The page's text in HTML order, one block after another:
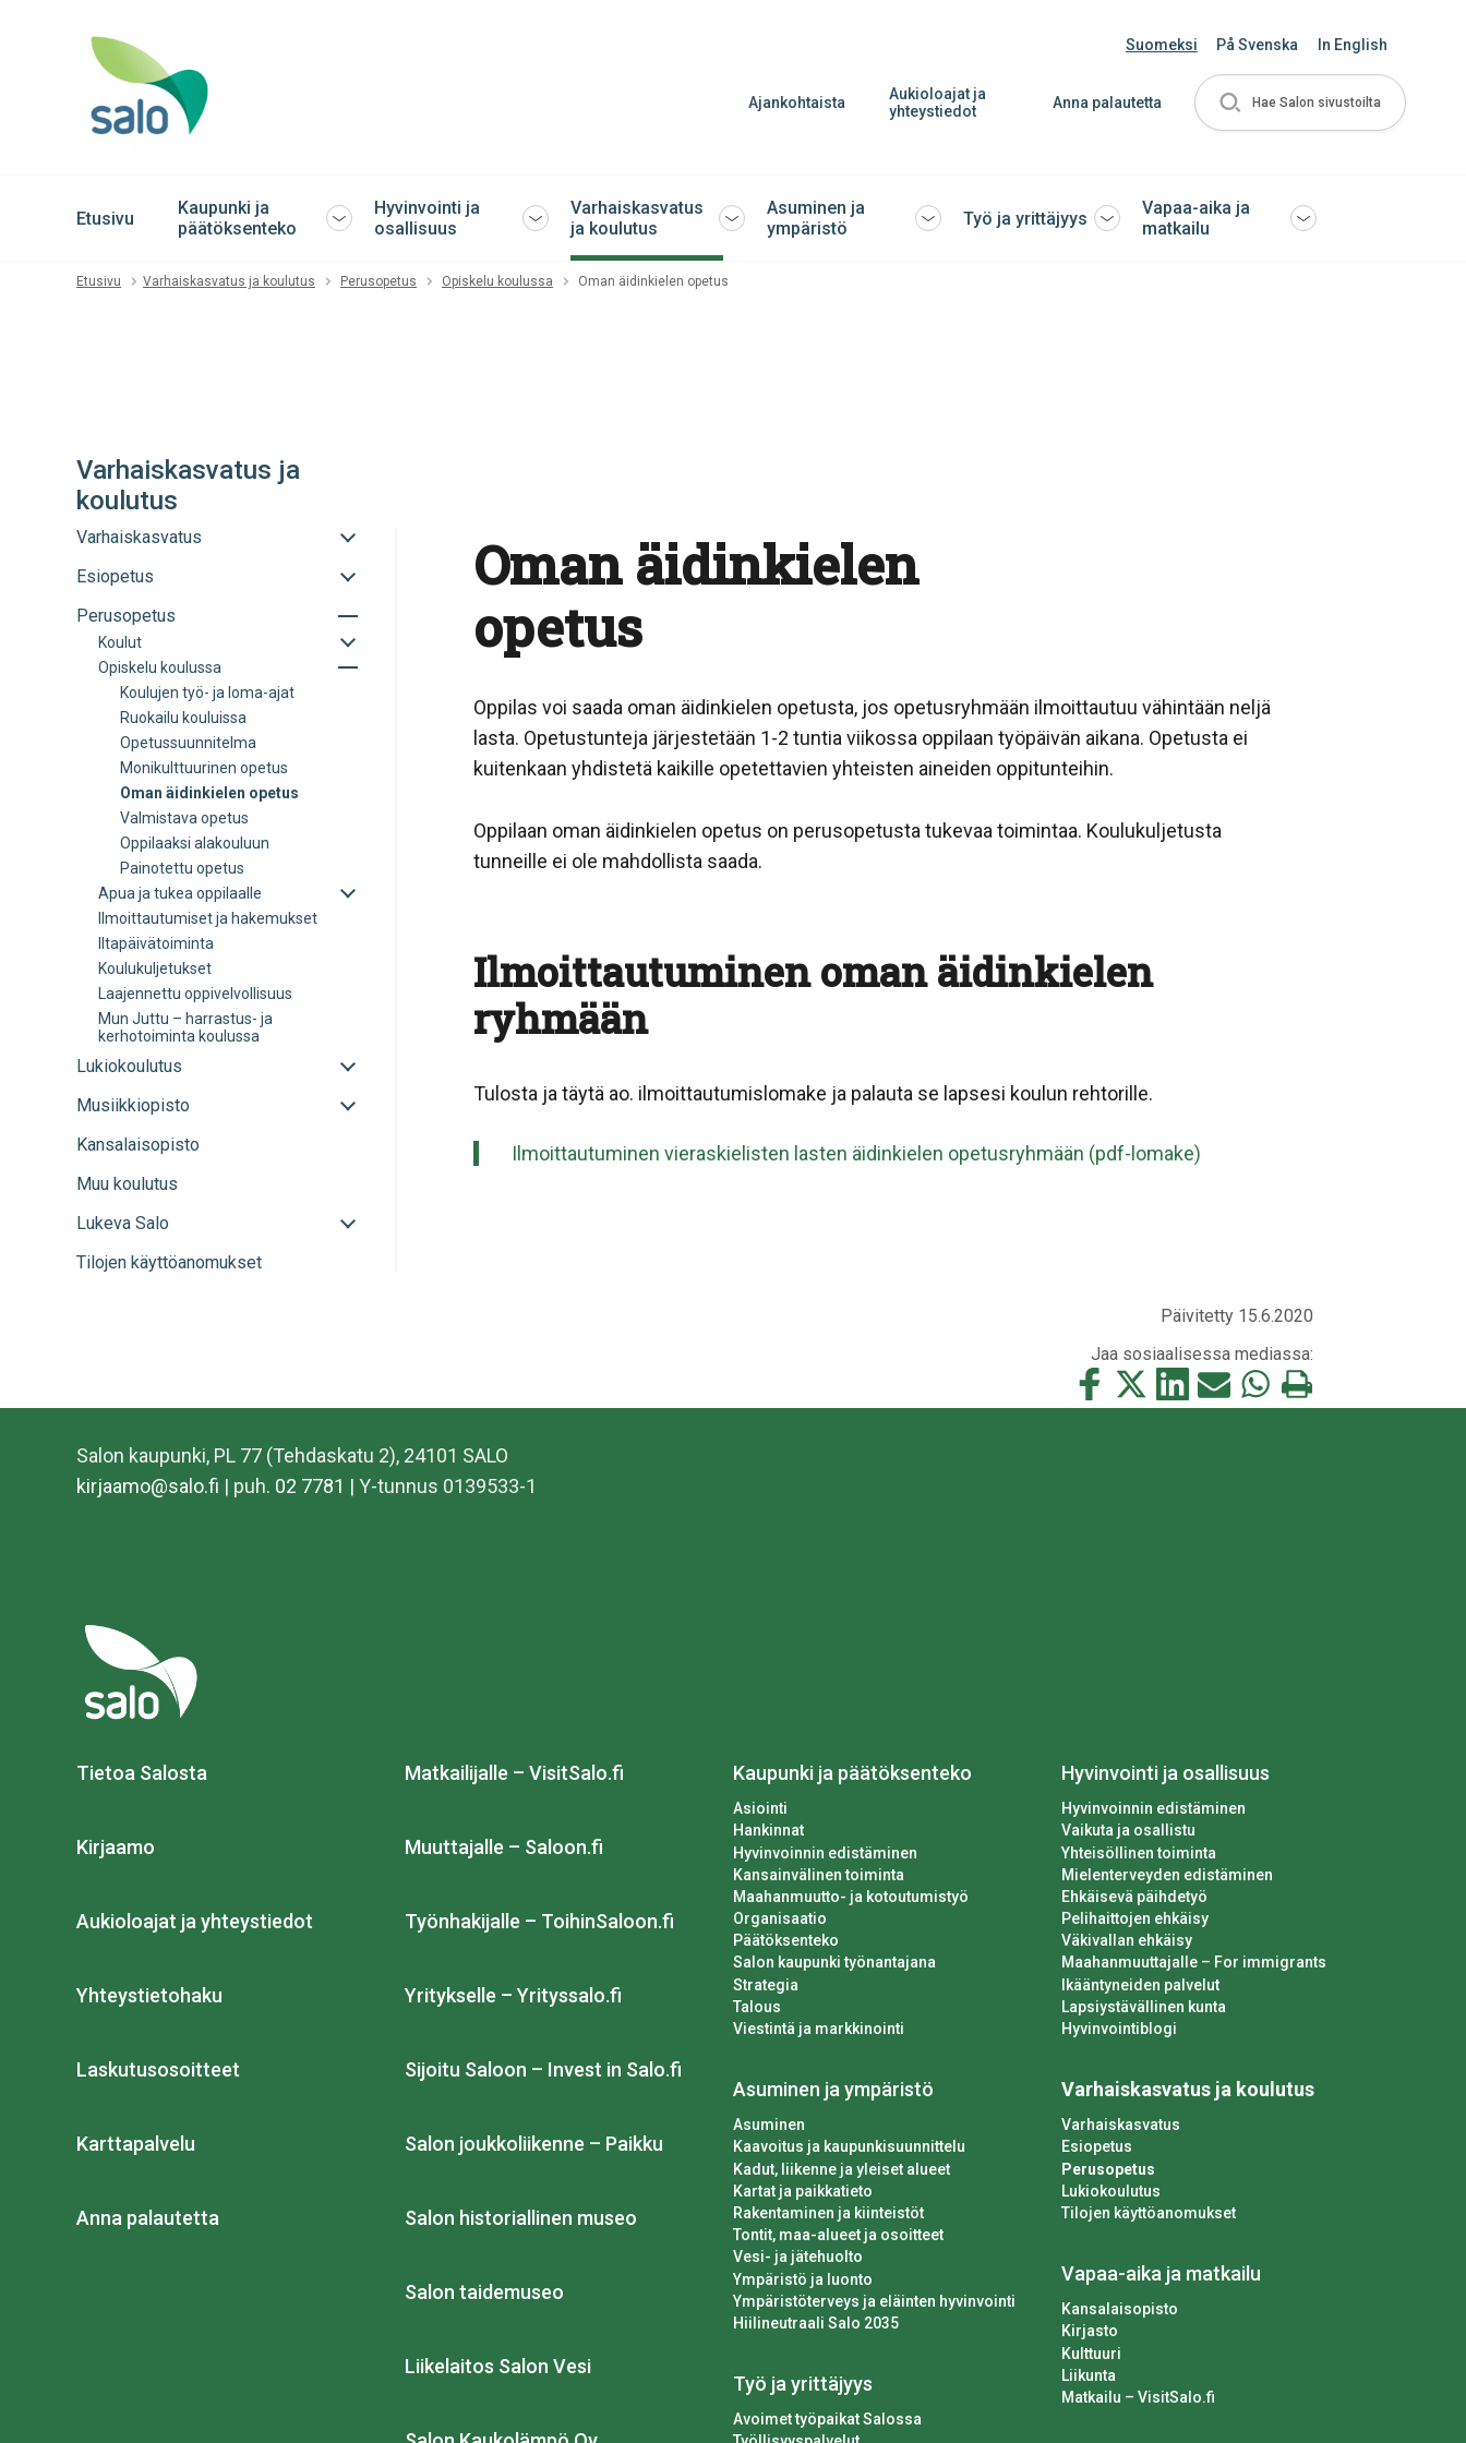
Suomeksi På Svenska In English
Ajankohtaista
Aukioloajat ja
yhteystiedot
Anna palautetta Hae Salon sivustoilta
Etusivu
Kaupunki ja
päätöksenteko
Avaa
sulje
Hyvinvointi ja
osallisuus
Avaa
sulje
Varhaiskasvatus
ja koulutus
Avaa
sulje
Asuminen ja
ympäristö
Avaa
Työ ja yrittäjyys Avaa
Vapaa-aika ja
matkailu
Avaa
Etusivu Varhaiskasvatus ja koulutus Perusopetus Opiskelu koulussa Oman äidinkielen opetus
Varhaiskasvatus ja
koulutus
Varhaiskasvatus
Avaa
sulje
Esiopetus
Avaa
sulje
alavalikko
Perusopetus
Avaa
Koulut
Avaa
Opiskelu koulussa
Avaa
Koulujen työ- ja loma-ajat
Ruokailu kouluissa
Opetussuunnitelma
Monikulttuurinen opetus
Oman äidinkielen opetus
Valmistava opetus
Oppilaaksi alakouluun
Painotettu opetus
Apua ja tukea oppilaalle
Avaa
Ilmoittautumiset ja hakemukset
Iltapäivätoiminta
Koulukuljetukset
Laajennettu oppivelvollisuus
Mun Juttu – harrastus- ja
kerhotoiminta koulussa
Lukiokoulutus
Avaa
sulje
Musiikkiopisto
Avaa
Kansalaisopisto
Muu koulutus
Lukeva Salo
Avaa
Tilojen käyttöanomukset
Oman äidinkielen
opetus
Oppilas voi saada oman äidinkielen opetusta, jos opetusryhmään ilmoittautuu vähintään neljä
lasta. Opetustunteja järjestetään 1-2 tuntia viikossa oppilaan työpäivän aikana. Opetusta ei
kuitenkaan yhdistetä kaikille opetettavien yhteisten aineiden oppitunteihin.
Oppilaan oman äidinkielen opetus on perusopetusta tukevaa toimintaa. Koulukuljetusta
tunneille ei ole mahdollista saada.
Ilmoittautuminen oman äidinkielen
ryhmään
Tulosta ja täytä ao. ilmoittautumislomake ja palauta se lapsesi koulun rehtorille.
Ilmoittautuminen vieraskielisten lasten äidinkielen opetusryhmään (pdf-lomake)
Päivitetty 15.6.2020
Jaa sosiaalisessa mediassa:
Jaa
tämä
Jaa
tämä
Jaa
tämä
Jaa
tämä
Jaa
tämä
Tulosta
tämä
Salon kaupunki, PL 77 (Tehdaskatu 2), 24101 SALO
kirjaamo@salo.fi | puh. 02 7781 | Y-tunnus 0139533-1
Tietoa Salosta
Kirjaamo
Aukioloajat ja yhteystiedot
Yhteystietohaku
Laskutusosoitteet
Karttapalvelu
Anna palautetta
Matkailijalle – VisitSalo.fi
Muuttajalle – Saloon.fi
Työnhakijalle – ToihinSaloon.fi
Yritykselle – Yrityssalo.fi
Sijoitu Saloon – Invest in Salo.fi
Salon joukkoliikenne – Paikku
Salon historiallinen museo
Salon taidemuseo
Liikelaitos Salon Vesi
Kaupunki ja päätöksenteko
Asiointi
Hankinnat
Hyvinvoinnin edistäminen
Kansainvälinen toiminta
Maahanmuutto- ja kotoutumistyö
Organisaatio
Päätöksenteko
Salon kaupunki työnantajana
Strategia
Talous
Viestintä ja markkinointi
Asuminen ja ympäristö
Asuminen
Kaavoitus ja kaupunkisuunnittelu
Kadut, liikenne ja yleiset alueet
Kartat ja paikkatieto
Rakentaminen ja kiinteistöt
Tontit, maa-alueet ja osoitteet
Vesi- ja jätehuolto
Ympäristö ja luonto
Ympäristöterveys ja eläinten hyvinvointi
Hiilineutraali Salo 2035
Työ ja yrittäjyys
Avoimet työpaikat Salossa
Hyvinvointi ja osallisuus
Hyvinvoinnin edistäminen
Vaikuta ja osallistu
Yhteisöllinen toiminta
Mielenterveyden edistäminen
Ehkäisevä päihdetyö
Pelihaittojen ehkäisy
Väkivallan ehkäisy
Maahanmuuttajalle – For immigrants
Ikääntyneiden palvelut
Lapsiystävällinen kunta
Hyvinvointiblogi
Varhaiskasvatus ja koulutus
Varhaiskasvatus
Esiopetus
Perusopetus
Lukiokoulutus
Tilojen käyttöanomukset
Vapaa-aika ja matkailu
Kansalaisopisto
Kirjasto
Kulttuuri
Liikunta
Matkailu – VisitSalo.fi